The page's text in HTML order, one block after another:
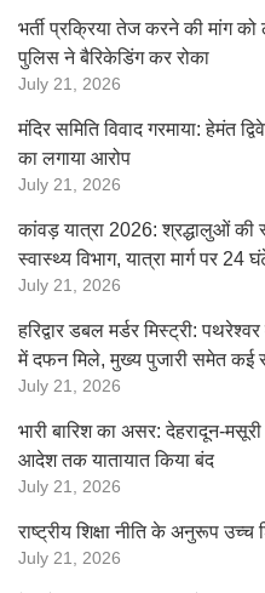
भर्ती प्रक्रिया तेज करने की मांग
पुलिस ने बैरिकेडिंग कर रोका
July 21, 2026
मंदिर समिति विवाद गरमाया: हेमंत
का लगाया आरोप
July 21, 2026
कांवड़ यात्रा 2026: श्रद्धालुओं की
स्वास्थ्य विभाग, यात्रा मार्ग पर 24
July 21, 2026
हरिद्वार डबल मर्डर मिस्ट्री:
में दफन मिले, मुख्य पुजारी समेत कई
July 21, 2026
भारी बारिश का असर: देहरादून-
आदेश तक यातायात किया बंद
July 21, 2026
राष्ट्रीय शिक्षा नीति के अनुरूप
July 21, 2026